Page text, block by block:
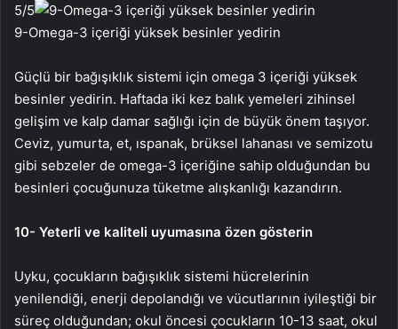
5/5
9-Omega-3 içeriği yüksek besinler yedirin
Güçlü bir bağışıklık sistemi için omega 3 içeriği yüksek
besinler yedirin. Haftada iki kez balık yemeleri zihinsel
gelişim ve kalp damar sağlığı için de büyük önem taşıyor.
Ceviz, yumurta, et, ıspanak, brüksel lahanası ve semizotu
gibi sebzeler de omega-3 içeriğine sahip olduğundan bu
besinleri çocuğunuza tüketme alışkanlığı kazandırın.
10- Yeterli ve kaliteli uyumasına özen gösterin
Uyku, çocukların bağışıklık sistemi hücrelerinin
yenilendiği, enerji depolandığı ve vücutlarının iyileştiği bir
süreç olduğundan; okul öncesi çocukların 10-13 saat, okul